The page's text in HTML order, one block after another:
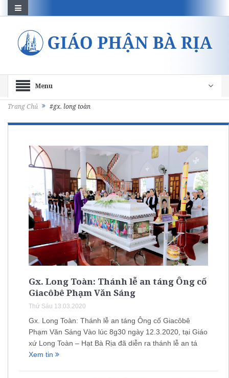
Menu
Trang Chủ #gx. long toàn
Gx. Long Toàn: Thánh lễ an táng Ông cố
Giacôbê Phạm Văn Sáng
Thứ Sáu 13.03.2020
Gx. Long Toàn: Thánh lễ an táng Ông cố Giacôbê
Phạm Văn Sáng Vào lúc 8g30 ngày 12.3.2020, tại Giáo
xứ Long Toàn – Hạt Bà Rịa đã diễn ra thánh lễ an tá
Xem tin